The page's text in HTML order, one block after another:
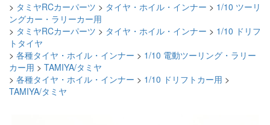
> タミヤRCカーパーツ > タイヤ・ホイル・インナー > 1/10 ツーリ
ングカー・ラリーカー用
> タミヤRCカーパーツ > タイヤ・ホイル・インナー > 1/10 ドリフ
トタイヤ
> 各種タイヤ・ホイル・インナー > 1/10 電動ツーリング・ラリー
カー用 > TAMIYA/タミヤ
> 各種タイヤ・ホイル・インナー > 1/10 ドリフトカー用 >
TAMIYA/タミヤ